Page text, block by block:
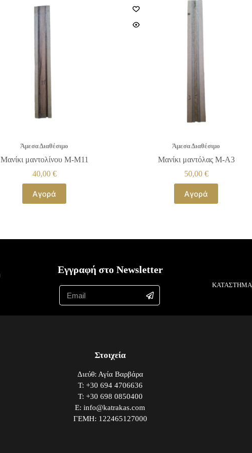
Άμεσα Διαθέσιμο
Μανίκι μαντολίνου Μ-Μ11
40,00 €
Αγορά
Άμεσα Διαθέσιμο
Μανίκι μαντόλας Μ-Α3
50,00 €
Αγορά
Εγγραφή στο Newsletter
ΚΑΤΑΣΤΗΜΑ
Στοιχεία
Διεύθ: Αγία Βαρβάρα
Τ: +30 694 4706636
Τ: +30 698 0850400
E: info@katrakas.com
ΓΕΜΗ: 122465127000